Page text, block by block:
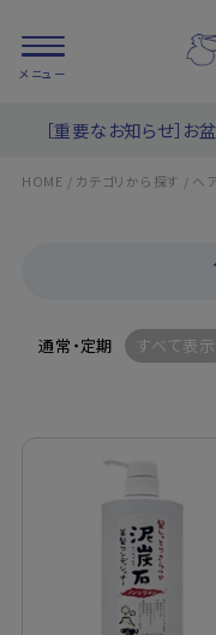
PRODUCTS/ 商
定期購入
［重要なお知らせ］
HOME / カテゴリから探す / ヘ
通常・定期 すべて表示